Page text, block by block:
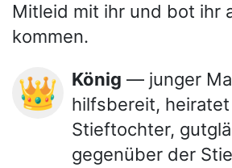
Mitleid mit ihr und bot ihr
kommen.
👑 König — junger
hilfsbereit,
Stieftochter,
gegenüber der